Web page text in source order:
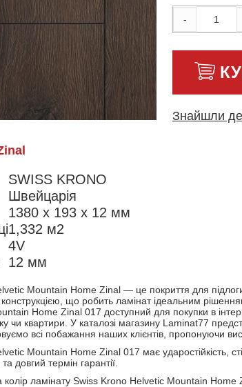
-
Знайшли
SWISS KRONO
Швейцарія
1380 x 193 x 12 мм
1,332 м2
4V
12 мм
Mountain Home Zinal — це покриття для
що робить ламінат ідеальним
Home Zinal 017 доступний для покупки в
чи квартири. У каталозі магазину Laminat77
всі побажання наших клієнтів, пропонуючи
Mountain Home Zinal 017 має ударостійкість,
довгий термін гарантії.
колір ламінату Swiss Krono Helvetic Mountain Home